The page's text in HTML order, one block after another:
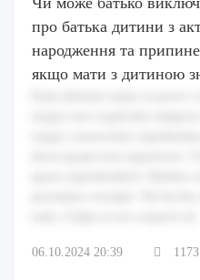
про батька дитини з
народження та
якщо мати з дитиною
06.10.2024 20:39 1173